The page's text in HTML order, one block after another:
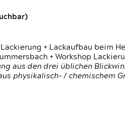
+ Lackaufbau beim
+ Workshop
aus den drei üblichen
physikalisch- / chemischem